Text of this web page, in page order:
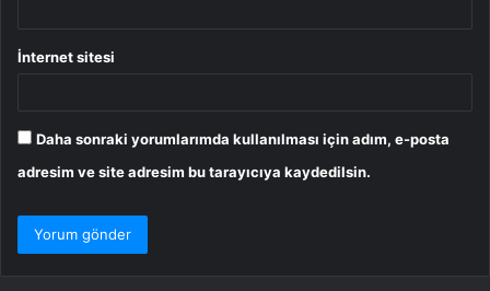
İnternet sitesi
Daha sonraki yorumlarımda kullanılması için adım, e-posta
adresim ve site adresim bu tarayıcıya kaydedilsin.